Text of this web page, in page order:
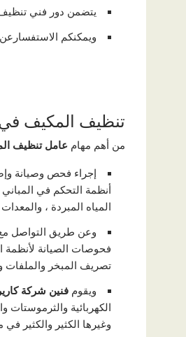
يتضمن دور فني تنظيف
ويمكنكم الاستفسارعن
تنظيف المكيف في
من أهم مهام عامل تنظيف
إجراء فحص وصيانة
أنظمة التحكم في المباني
المياه المبردة ، والمعدات
وعن طريق التواصل
فحوصات الصيانة لأنظمة
تصريف المبخر والملفات
ويقوم فنين شركة
الكهربائية والثرموستات
وغيرها الكثير والكثير